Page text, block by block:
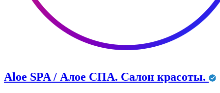
Aloe SPA / Алое СПА. Салон красоты.